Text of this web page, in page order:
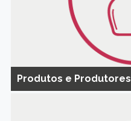
Produtos e Produtores